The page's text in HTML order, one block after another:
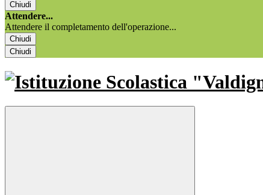
Chiudi
Attendere...
Attendere il completamento dell'operazione...
Chiudi
Chiudi